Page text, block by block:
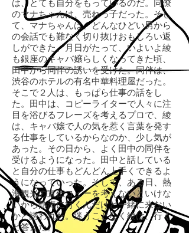
は、とても自分をもっているのだ。同僚
のマナちゃんは、売れっ子だった。そし
て、マナちゃんは、どんなひどい男から
の会話でも難なく切り抜けおもしろい返
しができた。月日がたって、いよいよ綾
も銀座のキャバ嬢らしくなってきた頃、
田中から同伴の誘いを受けた。同伴は、
渋谷のホテルの有名中華料理屋だった。
そこで２人は、もっぱら仕事の話をし
た。田中は、コピーライターで人々に注
目を浴びるフレーズを考えるプロで、綾
は、キャバ嬢で人の気を惹く言葉を発す
る仕事をしているからなのか、少し気が
あった。その日から、よく田中の同伴を
受けるようになった。田中と話している
と自分の仕事もどんどん上手くできるよ
うになっていった。そして、ある日、熱
海観光の宣伝コピーを考えないといけな
いから熱海に行くんだけど一緒に来ない
かと誘われた。迷うことなく綾は、行く
と答えた。